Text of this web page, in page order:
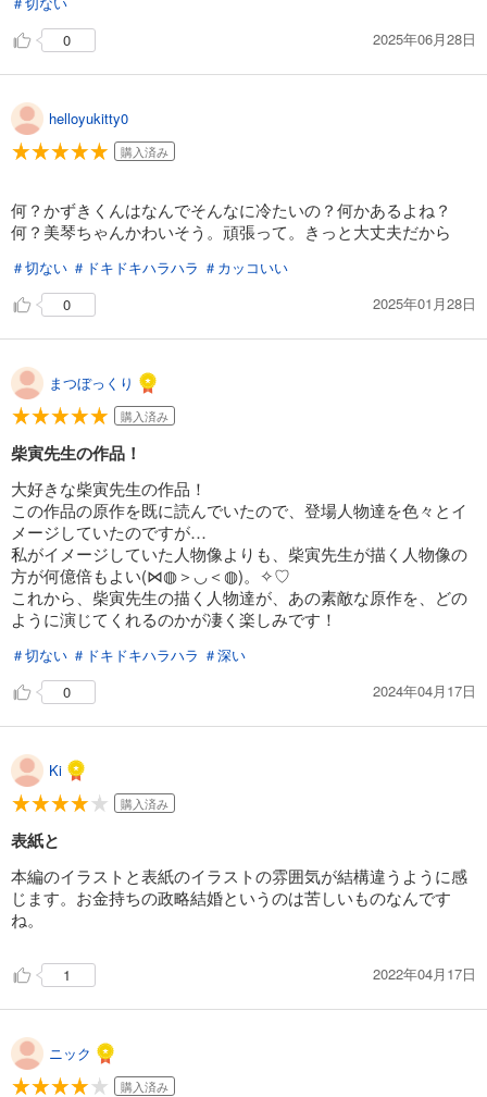
試し読み
110
完結
あらすじを表示する
110 円 (税込)
試し読み
110
完結
あらすじを表示する
comic Berry’s仮面夫婦～御曹司は今夜も妻を愛せない～19巻
110 円 (税込)
完結
カート
0
2025年06月28日
helloyukitty0
購入済み
何？かずきくんはなんでそんなに冷たいの？何かあるよね？
何？美琴ちゃんかわいそう。頑張って。きっと大丈夫だから
＃切ない ＃ドキドキハラハラ ＃カッコいい
0
2025年01月28日
まつぼっくり
購入済み
柴寅先生の作品！
大好きな柴寅先生の作品！
この作品の原作を既に読んでいたので、登場人物達を色々とイ
メージしていたのですが…
私がイメージしていた人物像よりも、柴寅先生が描く人物像の
方が何億倍もよい(⋈◍＞◡＜◍)。✧♡
これから、柴寅先生の描く人物達が、あの素敵な原作を、どの
ように演じてくれるのかが凄く楽しみです！
＃切ない ＃ドキドキハラハラ ＃深い
0
2024年04月17日
Ki
購入済み
表紙と
本編のイラストと表紙のイラストの雰囲気が結構違うように感
じます。お金持ちの政略結婚というのは苦しいものなんです
ね。
1 2022年04月17日
ニック
購入済み